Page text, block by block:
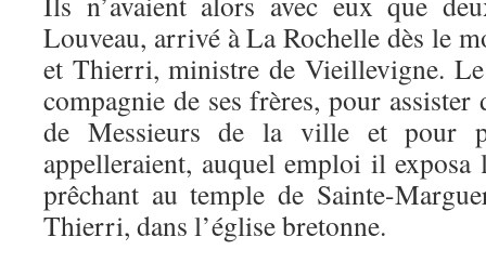
Louveau, arrivé à La Rochelle dès le
et Thierri, ministre de Vieillevigne.
compagnie de ses frères, pour
de Messieurs de la ville et pour
appelleraient, auquel emploi il
prêchant au temple de Sainte-
Thierri, dans l’église bretonne.